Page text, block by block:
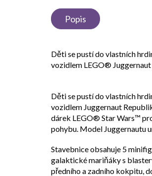
Popis
Děti se pustí do vlastních
vozidlem LEGO® Juggernaut
Děti se pustí do vlastních
vozidlem Juggernaut
dárek LEGO® Star Wars™
pohybu. Model Juggernautu
Stavebnice obsahuje 5
galaktické mariňáky s
předního a zadního kokpitu,